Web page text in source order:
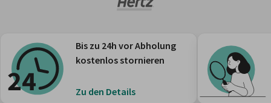
Bis zu 24h vor Abholung
kostenlos stornieren
Zu den Details